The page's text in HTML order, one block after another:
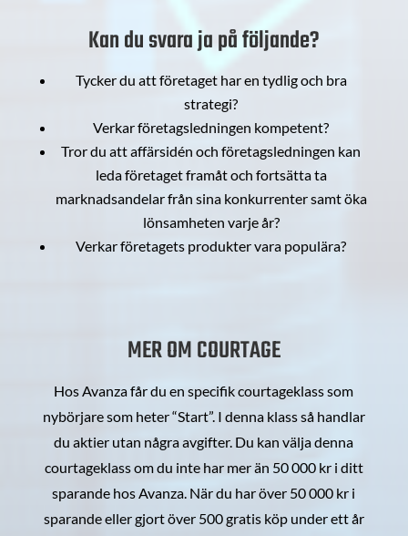
Kan du svara ja på följande?
Tycker du att företaget har en tydlig och bra
strategi?
Verkar företagsledningen kompetent?
Tror du att affärsidén och företagsledningen kan
leda företaget framåt och fortsätta ta
marknadsandelar från sina konkurrenter samt öka
lönsamheten varje år?
Verkar företagets produkter vara populära?
MER OM COURTAGE
Hos Avanza får du en specifik courtageklass som
nybörjare som heter “Start”. I denna klass så handlar
du aktier utan några avgifter. Du kan välja denna
courtageklass om du inte har mer än 50 000 kr i ditt
sparande hos Avanza. När du har över 50 000 kr i
sparande eller gjort över 500 gratis köp under ett år